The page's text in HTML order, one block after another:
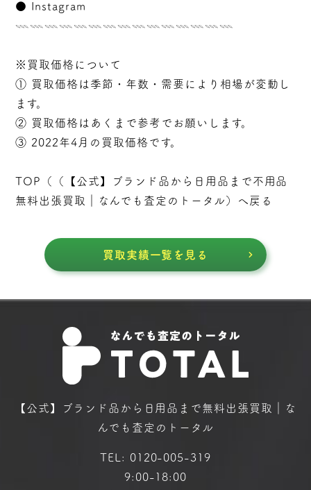
●
Instagram
𓇠𓇠𓇠𓇠𓇠𓇠𓇠𓇠𓇠𓇠𓇠𓇠𓇠𓇠𓇠
※買取価格について
① 買取価格は季節・年数・需要により相場が変動し
ます。
② 買取価格はあくまで参考でお願いします。
③ 2022年4月の買取価格です。
TOP（（
【公式】ブランド品から日用品まで不用品
無料出張買取｜なんでも査定のトータル ）へ戻る
買取実績一覧を見る
【公式】ブランド品から日用品まで無料出張買取｜な
んでも査定のトータル
TEL: 0120-005-319
9:00-18:00